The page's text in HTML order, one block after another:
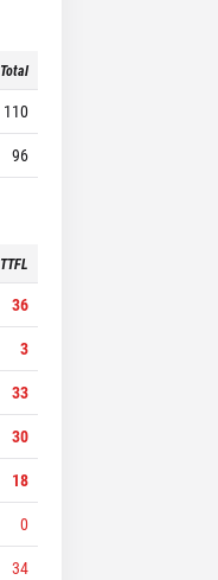
Total
110
96
TTFL
36
3
33
30
18
0
34